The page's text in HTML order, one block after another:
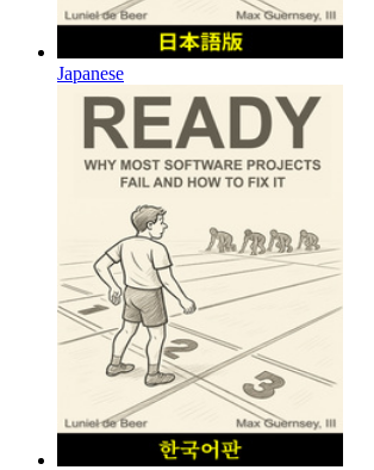
Japanese